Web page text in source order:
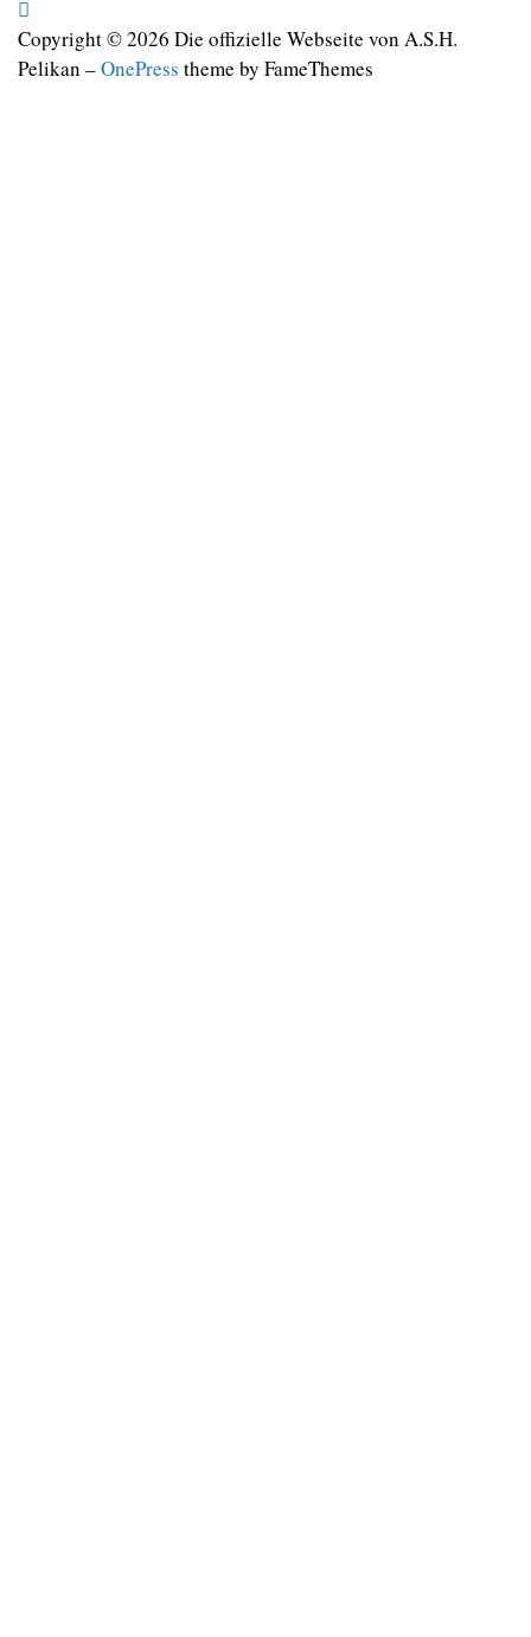
Copyright © 2026 Die offizielle Webseite von A.S.H.
Pelikan –OnePress theme by FameThemes